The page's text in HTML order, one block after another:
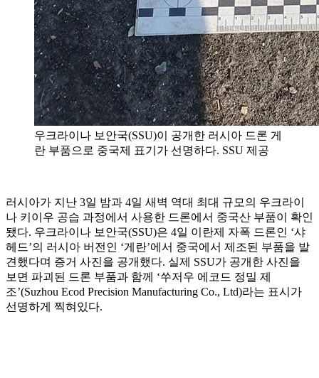
우크라이나 보안국(SSU)이 공개한 러시아 드론 게
란 부품으로 중국제 표기가 선명하다. SSU 제공
러시아가 지난 3일 밤과 4일 새벽 역대 최대 규모의 우크라이
나 키이우 공습 과정에서 사용한 드론에서 중국산 부품이 확인
됐다. 우크라이나 보안국(SSU)은 4일 이란제 자폭 드론인 ‘샤
헤드’의 러시아 버전인 ‘게란’에서 중국에서 제조된 부품을 발
견했다며 증거 사진을 공개했다. 실제 SSU가 공개한 사진을
보면 파괴된 드론 부품과 함께 ‘쑤저우 에코드 정밀 제
조’(Suzhou Ecod Precision Manufacturing Co., Ltd)라는 표시가
선명하게 찍혀있다.